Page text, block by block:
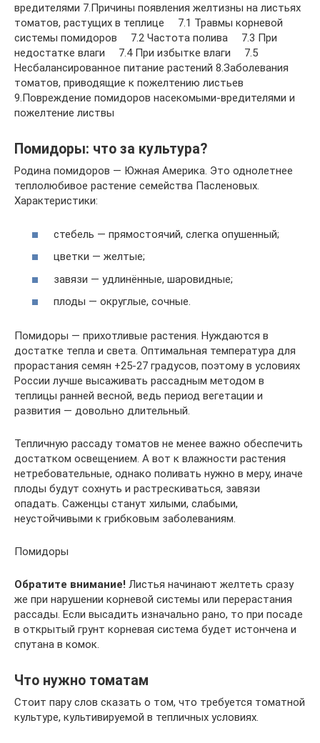
вредителями 7.Причины появления желтизны на листьях
томатов, растущих в теплице 7.1 Травмы корневой
системы помидоров 7.2 Частота полива 7.3 При
недостатке влаги 7.4 При избытке влаги 7.5
Несбалансированное питание растений 8.Заболевания
томатов, приводящие к пожелтению листьев
9.Повреждение помидоров насекомыми-вредителями и
пожелтение листвы
Помидоры: что за культура?
Родина помидоров — Южная Америка. Это однолетнее
теплолюбивое растение семейства Пасленовых.
Характеристики:
стебель — прямостоячий, слегка опушенный;
цветки — желтые;
завязи — удлинённые, шаровидные;
плоды — округлые, сочные.
Помидоры — прихотливые растения. Нуждаются в
достатке тепла и света. Оптимальная температура для
прорастания семян +25-27 градусов, поэтому в условиях
России лучше высаживать рассадным методом в
теплицы ранней весной, ведь период вегетации и
развития — довольно длительный.
Тепличную рассаду томатов не менее важно обеспечить
достатком освещением. А вот к влажности растения
нетребовательные, однако поливать нужно в меру, иначе
плоды будут сохнуть и растрескиваться, завязи
опадать. Саженцы станут хилыми, слабыми,
неустойчивыми к грибковым заболеваниям.
Помидоры
Обратите внимание! Листья начинают желтеть сразу
же при нарушении корневой системы или перерастания
рассады. Если высадить изначально рано, то при посаде
в открытый грунт корневая система будет истончена и
спутана в комок.
Что нужно томатам
Стоит пару слов сказать о том, что требуется томатной
культуре, культивируемой в тепличных условиях.